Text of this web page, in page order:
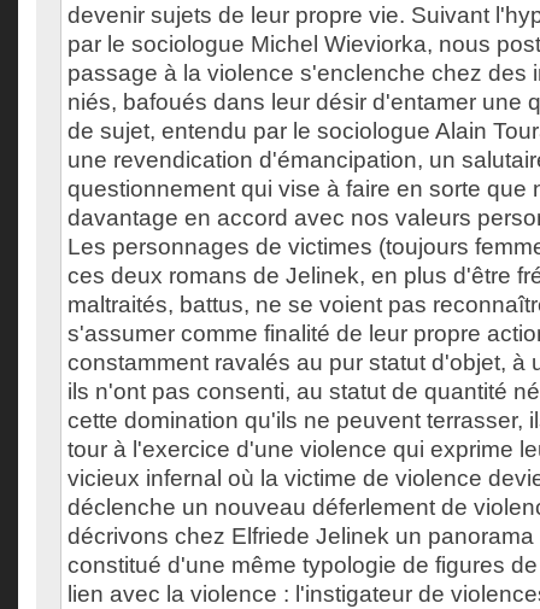
devenir sujets de leur propre vie. Suivant
par le sociologue Michel Wieviorka, nous
passage à la violence s'enclenche chez des
niés, bafoués dans leur désir d'entamer une
de sujet, entendu par le sociologue Alain
une revendication d'émancipation, un
questionnement qui vise à faire en sorte que
davantage en accord avec nos valeurs
Les personnages de victimes (toujours
ces deux romans de Jelinek, en plus d'être
maltraités, battus, ne se voient pas
s'assumer comme finalité de leur propre
constamment ravalés au pur statut d'objet, à
ils n'ont pas consenti, au statut de quantité
cette domination qu'ils ne peuvent terrasser,
tour à l'exercice d'une violence qui exprime
vicieux infernal où la victime de violence
déclenche un nouveau déferlement de
décrivons chez Elfriede Jelinek un
constitué d'une même typologie de figures
lien avec la violence : l'instigateur de